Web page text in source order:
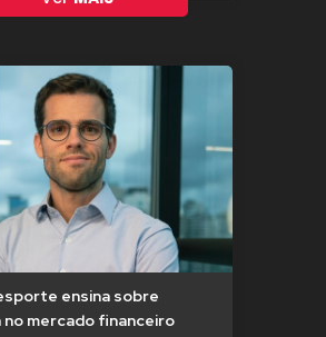
ensina sobre
no mercado financeiro